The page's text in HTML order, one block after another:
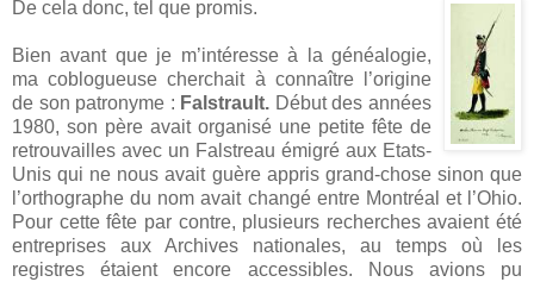
De cela donc, tel que promis.
Bien avant que je m’intéresse à la généalogie,
ma coblogueuse cherchait à connaître l’origine
de son patronyme : Falstrault. Début des années
1980, son père avait organisé une petite fête de
retrouvailles avec un Falstreau émigré aux Etats-
Unis qui ne nous avait guère appris grand-chose sinon que
l’orthographe du nom avait changé entre Montréal et l’Ohio.
Pour cette fête par contre, plusieurs recherches avaient été
entreprises aux Archives nationales, au temps où les
registres étaient encore accessibles. Nous avions pu